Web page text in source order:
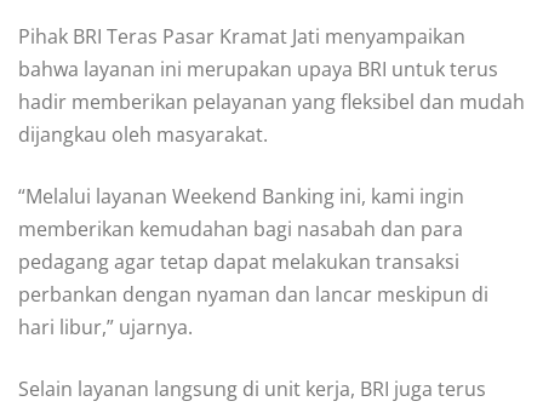
Pihak BRI Teras Pasar Kramat Jati menyampaikan
bahwa layanan ini merupakan upaya BRI untuk terus
hadir memberikan pelayanan yang fleksibel dan mudah
dijangkau oleh masyarakat.
“Melalui layanan Weekend Banking ini, kami ingin
memberikan kemudahan bagi nasabah dan para
pedagang agar tetap dapat melakukan transaksi
perbankan dengan nyaman dan lancar meskipun di
hari libur,” ujarnya.
Selain layanan langsung di unit kerja, BRI juga terus